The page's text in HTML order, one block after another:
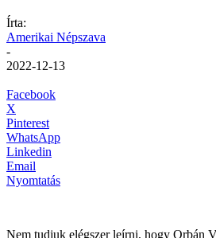
Írta:
Amerikai Népszava
-
2022-12-13
Facebook
X
Pinterest
WhatsApp
Linkedin
Email
Nyomtatás
Nem tudjuk elégszer leírni, hogy Orbán